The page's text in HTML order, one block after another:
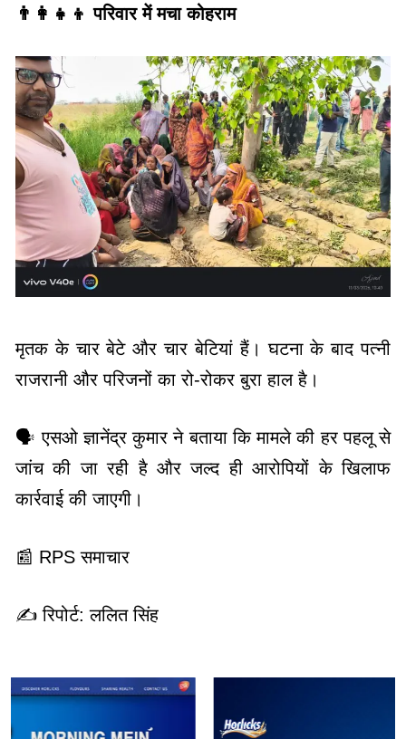
👨‍👩‍👧‍👦 परिवार में मचा कोहराम
मृतक के चार बेटे और चार बेटियां हैं। घटना के बाद पत्नी
राजरानी और परिजनों का रो-रोकर बुरा हाल है।
🗣️ एसओ ज्ञानेंद्र कुमार ने बताया कि मामले की हर पहलू से
जांच की जा रही है और जल्द ही आरोपियों के खिलाफ
कार्रवाई की जाएगी।
📰 RPS समाचार
✍️ रिपोर्ट: ललित सिंह